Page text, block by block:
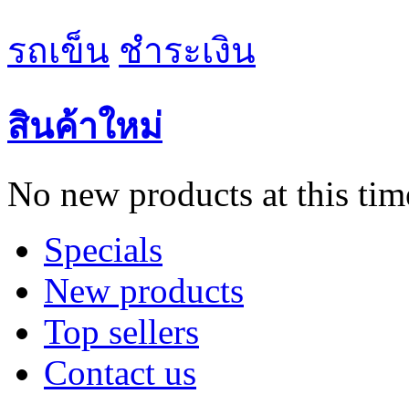
รถเข็น ชำระเงิน
สินค้าใหม่
No new products at this
Specials
New products
Top sellers
Contact us